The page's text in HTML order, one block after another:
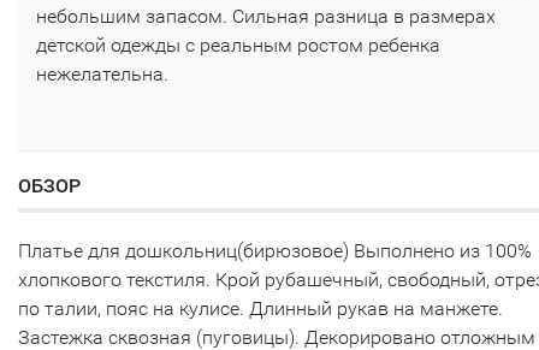
небольшим запасом. Сильная разница в размерах
детской одежды с реальным ростом ребенка
нежелательна.
ОБЗОР
Платье для дошкольниц(бирюзовое) Выполнено из 100%
хлопкового текстиля. Крой рубашечный, свободный,
по талии, пояс на кулисе. Длинный рукав на манжете.
Застежка сквозная (пуговицы). Декорировано отложным